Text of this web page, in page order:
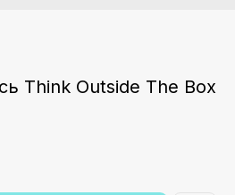
Think Outside The Box